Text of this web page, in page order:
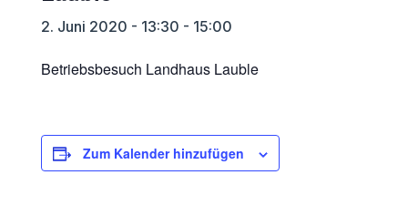
2. Juni 2020 - 13:30 - 15:00
Betriebsbesuch Landhaus Lauble
Zum Kalender hinzufügen